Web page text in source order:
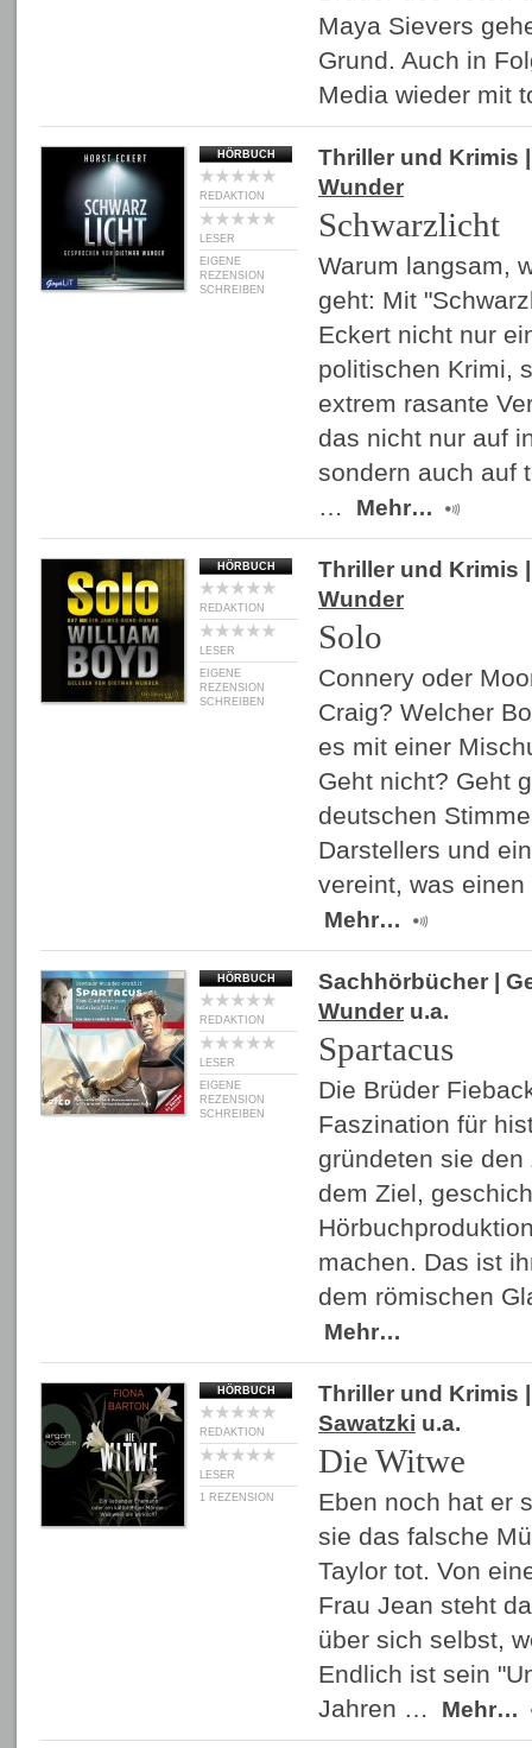
Maya Sievers
Grund. Auch in
Media wieder mit
HÖRBUCH
REDAKTION
LESER
EIGENE
REZENSION
SCHREIBEN
Thriller und Krimis
Wunder
Schwarzlicht
Warum langsam,
geht: Mit
Eckert nicht nur
politischen Krimi,
extrem rasante
das nicht nur auf
sondern auch auf
…
Mehr…
HÖRBUCH
REDAKTION
LESER
EIGENE
REZENSION
SCHREIBEN
Thriller und Krimis
Wunder
Solo
Connery oder
Craig? Welcher
es mit einer
Geht nicht? Geht
deutschen
Darstellers und
vereint, was
Mehr…
HÖRBUCH
REDAKTION
LESER
EIGENE
REZENSION
SCHREIBEN
Sachhörbücher |
Wunder u.a.
Spartacus
Die Brüder
Faszination für
gründeten sie
dem Ziel,
machen. Das ist
dem römischen
Mehr…
HÖRBUCH
REDAKTION
LESER
1 REZENSION
Thriller und Krimis
Sawatzki u.a.
Die Witwe
Eben noch hat er
sie das falsche
Taylor tot. Von
Frau Jean steht
über sich selbst,
Endlich ist sein
Jahren …
Mehr…